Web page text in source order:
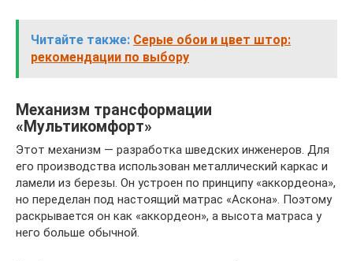
Читайте также: Серые обои и цвет штор:
рекомендации по выбору
Механизм трансформации
«Мультикомфорт»
Этот механизм — разработка шведских инженеров. Для
его производства использован металлический каркас и
ламели из березы. Он устроен по принципу «аккордеона»,
но переделан под настоящий матрас «Аскона». Поэтому
раскрывается он как «аккордеон», а высота матраса у
него больше обычной.